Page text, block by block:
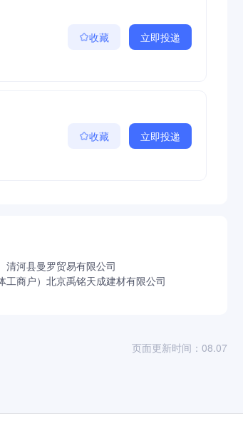
收藏 立即投递
收藏 立即投递
清河县曼罗贸易有限公司
商户） 北京禹铭天成建材有限公司
页面更新时间：08.07